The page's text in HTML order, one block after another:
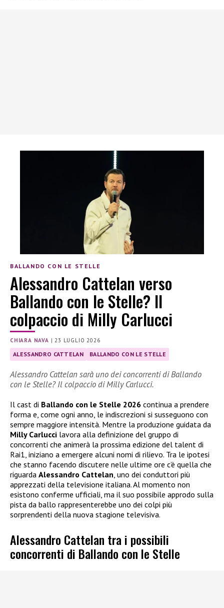
BALLANDO CON LE STELLE
Alessandro Cattelan verso
Ballando con le Stelle? Il
colpaccio di Milly Carlucci
CHIARA NAVA |23 LUGLIO 2026
ALESSANDRO CATTELAN BALLANDO CON LE STELLE
Alessandro Cattelan sarà uno dei concorrenti di Ballando
con le Stelle? Il colpaccio di Milly Carlucci.
Il cast di Ballando con le Stelle 2026 continua a prendere
forma e, come ogni anno, le indiscrezioni si susseguono con
sempre maggiore intensità. Mentre la produzione guidata da
Milly Carlucci lavora alla definizione del gruppo di
concorrenti che animerà la prossima edizione del talent di
Rai1, iniziano a emergere alcuni nomi di rilievo. Tra le ipotesi
che stanno facendo discutere nelle ultime ore c’è quella che
riguarda Alessandro Cattelan, uno dei conduttori più
apprezzati della televisione italiana. Al momento non
esistono conferme ufficiali, ma il suo possibile approdo sulla
pista da ballo rappresenterebbe uno dei colpi più
sorprendenti della nuova stagione televisiva.
Alessandro Cattelan tra i possibili
concorrenti di Ballando con le Stelle